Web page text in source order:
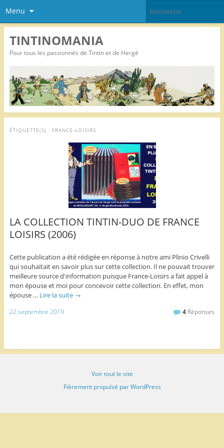
Menu
TINTINOMANIA
Pour tous les passionnés de Tintin et de Hergé
ÉTIQUETTE(S) : FRANCE-LOISIRS
LA COLLECTION TINTIN-DUO DE FRANCE
LOISIRS (2006)
Cette publication a été rédigée en réponse à notre ami Plinio Crivelli
qui souhaitait en savoir plus sur cette collection. Il ne pouvait trouver
meilleure source d'information puisque France-Loisirs a fait appel à
mon épouse et moi pour concevoir cette collection. En effet, mon
épouse … Lire la suite →
22 septembre 2019 4 Réponses
Voir tout le site
Fièrement propulsé par WordPress